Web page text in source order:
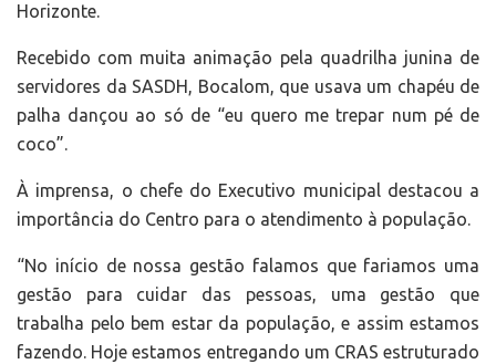
Horizonte.
Recebido com muita animação pela quadrilha junina de
servidores da SASDH, Bocalom, que usava um chapéu de
palha dançou ao só de “eu quero me trepar num pé de
coco”.
À imprensa, o chefe do Executivo municipal destacou a
importância do Centro para o atendimento à população.
“No início de nossa gestão falamos que fariamos uma
gestão para cuidar das pessoas, uma gestão que
trabalha pelo bem estar da população, e assim estamos
fazendo. Hoje estamos entregando um CRAS estruturado